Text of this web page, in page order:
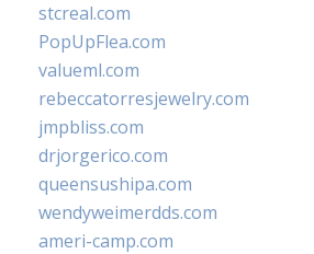
stcreal.com
PopUpFlea.com
valueml.com
rebeccatorresjewelry.com
jmpbliss.com
drjorgerico.com
queensushipa.com
wendyweimerdds.com
ameri-camp.com